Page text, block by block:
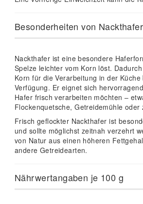
Besonderheiten von Nackthafer
Nackthafer ist eine besondere
Spelze leichter vom Korn löst.
Korn für die Verarbeitung in der
Verfügung. Er eignet sich
Hafer frisch verarbeiten möchten –
Flockenquetsche, Getreidemühle oder
Frisch geflockter Nackthafer ist
und sollte möglichst zeitnah verzehrt
von Natur aus einen höheren
andere Getreidearten.
Nährwertangaben je 100 g